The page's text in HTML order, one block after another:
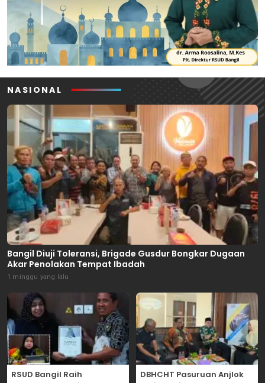
NASIONAL
Bangil Diuji Toleransi, Brigade Gusdur Bongkar Dugaan
Akar Penolakan Tempat Ibadah
1 minggu yang lalu
RSUD Bangil Raih
DBHCHT Pasuruan Anjlok